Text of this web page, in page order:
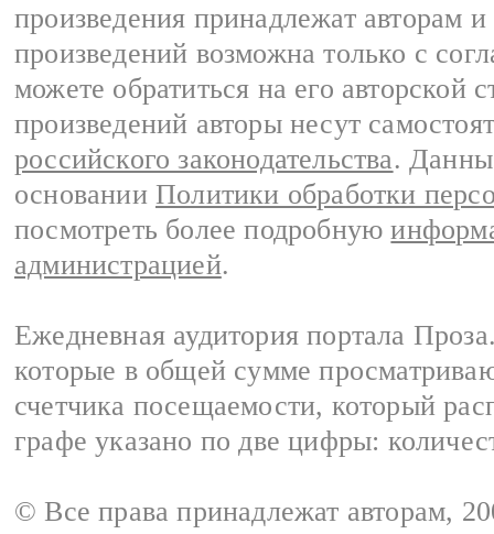
произведения принадлежат авторам
произведений возможна только с
можете обратиться на его авторской
произведений авторы несут
российского законодательства.
основании Политики обработки
посмотреть более подробную
администрацией.
Ежедневная аудитория портала
которые в общей сумме
счетчика посещаемости, который
графе указано по две цифры:
© Все права принадлежат авторам,